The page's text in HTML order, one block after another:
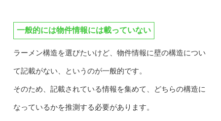
一般的には物件情報には載っていない
ラーメン構造を選びたいけど、物件情報に壁の構造につい
て記載がない、というのが一般的です。
そのため、記載されている情報を集めて、どちらの構造に
なっているかを推測する必要があります。